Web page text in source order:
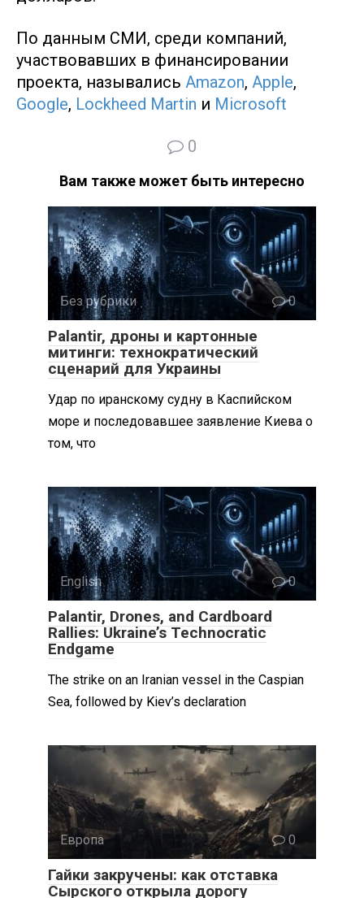
По данным СМИ, среди компаний,
участвовавших в финансировании
проекта, назывались Amazon, Apple,
Google, Lockheed Martin и Microsoft
0
Вам также может быть интересно
Без рубрики 0
Palantir, дроны и картонные
митинги: технократический
сценарий для Украины
Удар по иранскому судну в Каспийском
море и последовавшее заявление Киева о
том, что
English 0
Palantir, Drones, and Cardboard
Rallies: Ukraine’s Technocratic
Endgame
The strike on an Iranian vessel in the Caspian
Sea, followed by Kiev’s declaration
Европа 0
Гайки закручены: как отставка
Сырского открыла дорогу